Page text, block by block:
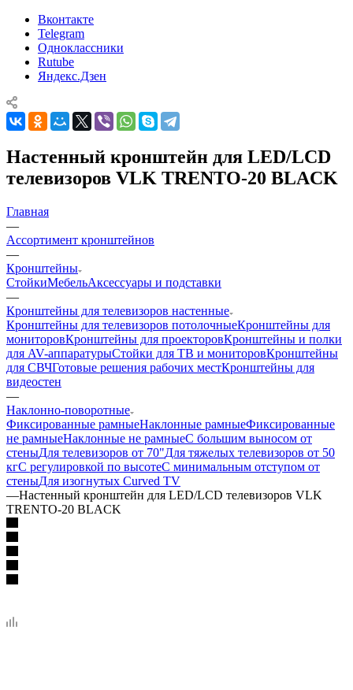
Вконтакте
Telegram
Одноклассники
Rutube
Яндекс.Дзен
Настенный кронштейн для LED/LCD
телевизоров VLK TRENTO-20 BLACK
Главная
—
Ассортимент кронштейнов
—
Кронштейны
СтойкиМебельАксессуары и подставки
—
Кронштейны для телевизоров настенные
Кронштейны для телевизоров потолочныеКронштейны для
мониторовКронштейны для проекторовКронштейны и полки
для AV-аппаратурыСтойки для ТВ и мониторовКронштейны
для СВЧГотовые решения рабочих местКронштейны для
видеостен
—
Наклонно-поворотные
Фиксированные рамныеНаклонные рамныеФиксированные
не рамныеНаклонные не рамныеС большим выносом от
стеныДля телевизоров от 70"Для тяжелых телевизоров от 50
кгС регулировкой по высотеС минимальным отступом от
стеныДля изогнутых Curved TV
—Настенный кронштейн для LED/LCD телевизоров VLK
TRENTO-20 BLACK